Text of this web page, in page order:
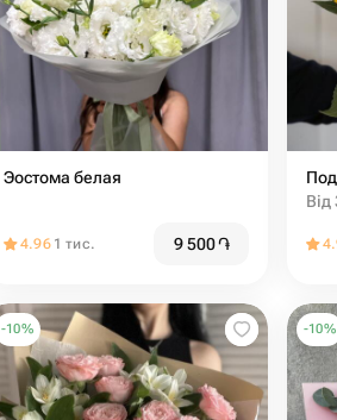
Эостома белая
4.96 1 тис. 9 500֏
-10% -10%